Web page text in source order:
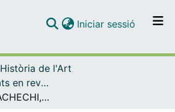
Navega per tot el DD
Com publicar
Iniciar sessió (current)
Història de l'Art
Articles publicats en revistes (Història de l'Art)
Gracia Maria FACHECHI, Manuel CASTIÑEIRAS. Il tempo sulla pietra. La raffigurazione dei mesi nella scultura medievale, Roma, Gangemi Editore, 2019, 176 pp. ISBN 978-88-492-3564-7